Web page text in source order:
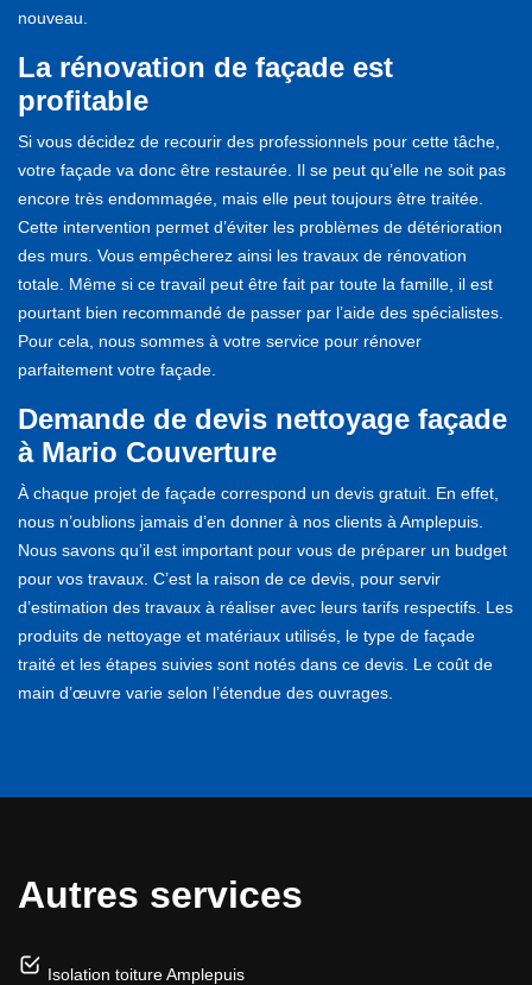
nouveau.
La rénovation de façade est
profitable
Si vous décidez de recourir des professionnels pour cette tâche,
votre façade va donc être restaurée. Il se peut qu’elle ne soit pas
encore très endommagée, mais elle peut toujours être traitée.
Cette intervention permet d’éviter les problèmes de détérioration
des murs. Vous empêcherez ainsi les travaux de rénovation
totale. Même si ce travail peut être fait par toute la famille, il est
pourtant bien recommandé de passer par l’aide des spécialistes.
Pour cela, nous sommes à votre service pour rénover
parfaitement votre façade.
Demande de devis nettoyage façade
à Mario Couverture
À chaque projet de façade correspond un devis gratuit. En effet,
nous n’oublions jamais d’en donner à nos clients à Amplepuis.
Nous savons qu’il est important pour vous de préparer un budget
pour vos travaux. C’est la raison de ce devis, pour servir
d’estimation des travaux à réaliser avec leurs tarifs respectifs. Les
produits de nettoyage et matériaux utilisés, le type de façade
traité et les étapes suivies sont notés dans ce devis. Le coût de
main d’œuvre varie selon l’étendue des ouvrages.
Autres services
Isolation toiture Amplepuis